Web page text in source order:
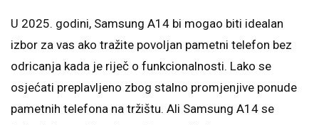
U 2025. godini, Samsung A14 bi mogao biti idealan
izbor za vas ako tražite povoljan pametni telefon bez
odricanja kada je riječ o funkcionalnosti. Lako se
osjećati preplavljeno zbog stalno promjenjive ponude
pametnih telefona na tržištu. Ali Samsung A14 se